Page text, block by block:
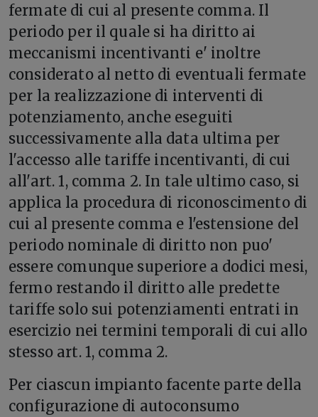
fermate di cui al presente comma. Il
periodo per il quale si ha diritto ai
meccanismi incentivanti e' inoltre
considerato al netto di eventuali fermate
per la realizzazione di interventi di
potenziamento, anche eseguiti
successivamente alla data ultima per
l'accesso alle tariffe incentivanti, di cui
all'art. 1, comma 2. In tale ultimo caso, si
applica la procedura di riconoscimento di
cui al presente comma e l'estensione del
periodo nominale di diritto non puo'
essere comunque superiore a dodici mesi,
fermo restando il diritto alle predette
tariffe solo sui potenziamenti entrati in
esercizio nei termini temporali di cui allo
stesso art. 1, comma 2.
Per ciascun impianto facente parte della
configurazione di autoconsumo